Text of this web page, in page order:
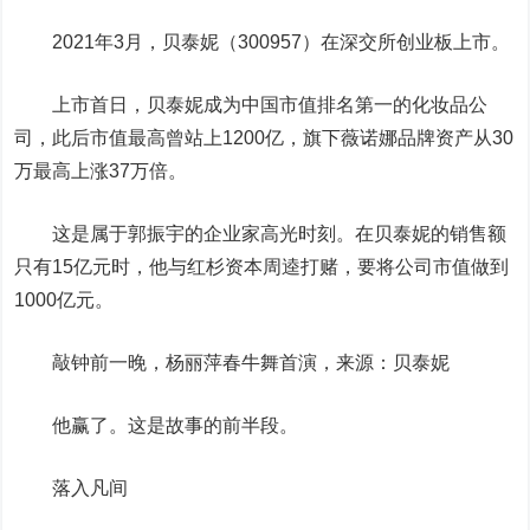
2021年3月，贝泰妮（300957）在深交所创业板上市。
上市首日，贝泰妮成为中国市值排名第一的化妆品公
司，此后市值最高曾站上1200亿，旗下薇诺娜品牌资产从30
万最高上涨37万倍。
这是属于郭振宇的企业家高光时刻。在贝泰妮的销售额
只有15亿元时，他与红杉资本周逵打赌，要将公司市值做到
1000亿元。
敲钟前一晚，杨丽萍春牛舞首演，来源：贝泰妮
他赢了。这是故事的前半段。
落入凡间